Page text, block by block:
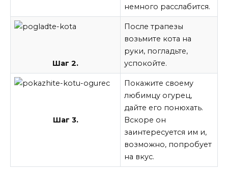
немного расслабится.
Шаг 2.
После трапезы
возьмите кота на
руки, погладьте,
успокойте.
Шаг 3.
Покажите своему
любимцу огурец,
дайте его понюхать.
Вскоре он
заинтересуется им и,
возможно, попробует
на вкус.